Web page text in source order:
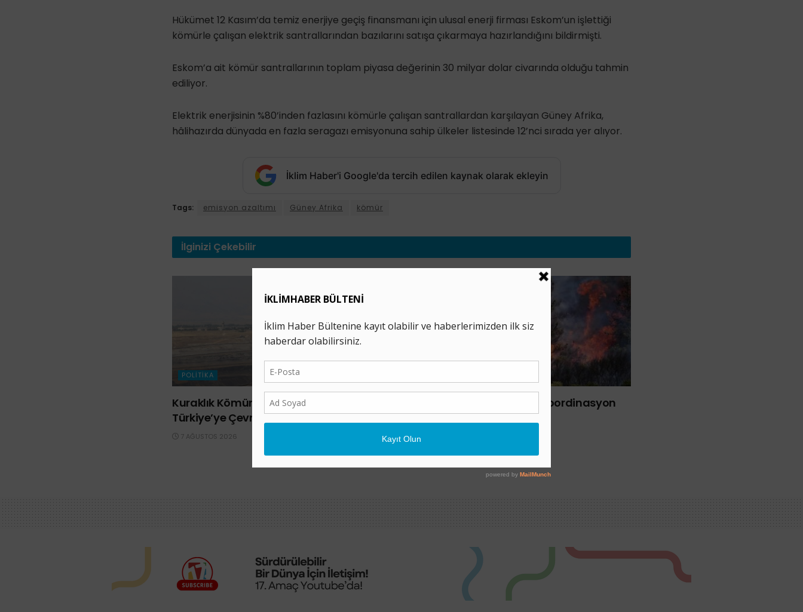
Hükümet 12 Kasım’da temiz enerjiye geçiş finansmanı için ulusal enerji firması Eskom’un işlettiği
kömürle çalışan elektrik santrallarından bazılarını satışa çıkarmaya hazırlandığını bildirmişti.
Eskom’a ait kömür santrallarının toplam piyasa değerinin 30 milyar dolar civarında olduğu tahmin
ediliyor.
Elektrik enerjisinin %80’inden fazlasını kömürle çalışan santrallardan karşılayan Güney Afrika,
hâlihazırda dünyada en fazla seragazı emisyonuna sahip ülkeler listesinde 12’nci sırada yer alıyor.
İklim Haber'i Google'da tercih edilen kaynak olarak ekleyin
Tags: emisyon azaltımı Güney Afrika kömür
İlginizi Çekebilir
POLITIKA
Kuraklık Kömürü de Vurdu: Gözler
Türkiye’ye Çevrildi
7 AĞUSTOS 2026
81 İlde “İl İklim Değişikliği Koordinasyon
Kurulu” Kuruluyor
7 AĞUSTOS 2026